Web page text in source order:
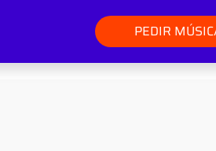
PEDIR